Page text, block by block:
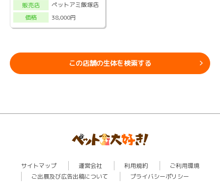
販売店
ペットアミ飯塚店
価格
38,000円
この店舗の生体を検索する
サイトマップ 運営会社 利用規約
ご利用環境
ご出展及び広告出稿について
プライバシーポリシー